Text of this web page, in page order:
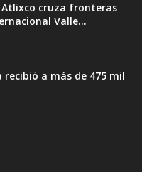
Atlixco cruza fronteras
Valle...
recibió a más de 475 mil